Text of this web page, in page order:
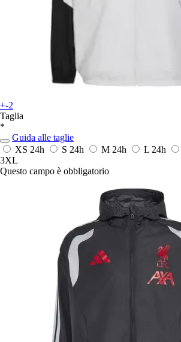
+-2
Taglia
*
Guida alle taglie
XS 24h S 24h M 24h L 24h
3XL
Questo campo è obbligatorio